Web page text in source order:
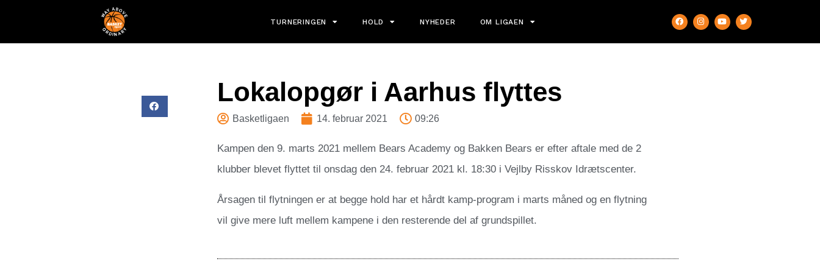
TURNERINGEN HOLD NYHEDER OM LIGAEN
Lokalopgør i Aarhus flyttes
Basketligaen 14. februar 2021 09:26
Kampen den 9. marts 2021 mellem Bears Academy og Bakken Bears er efter aftale med de 2
klubber blevet flyttet til onsdag den 24. februar 2021 kl. 18:30 i Vejlby Risskov Idrætscenter.
Årsagen til flytningen er at begge hold har et hårdt kamp-program i marts måned og en flytning
vil give mere luft mellem kampene i den resterende del af grundspillet.